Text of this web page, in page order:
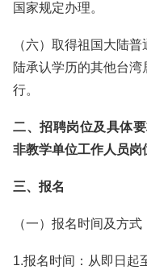
国家规定办理。
（六）取得祖国大陆
陆承认学历的其他台
行。
二、招聘岗位及具体
非教学单位工作人员岗
三、报名
（一）报名时间及方式
1.报名时间：从即日起